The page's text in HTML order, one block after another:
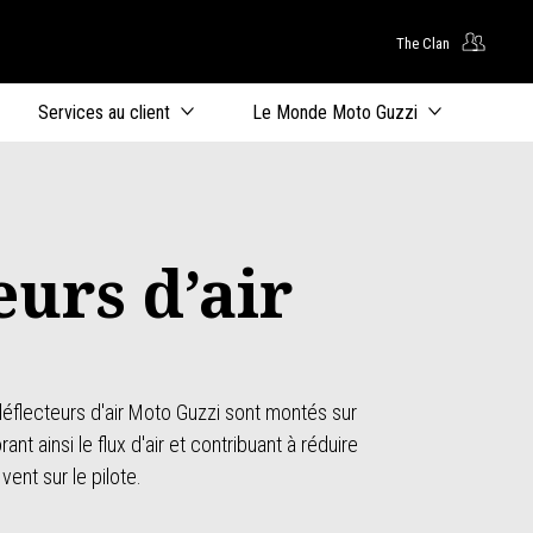
The Clan
Services au client Le Monde Moto Guzzi
d’air
d'air Moto Guzzi sont montés sur
ainsi le flux d'air et contribuant à réduire
sur le pilote.